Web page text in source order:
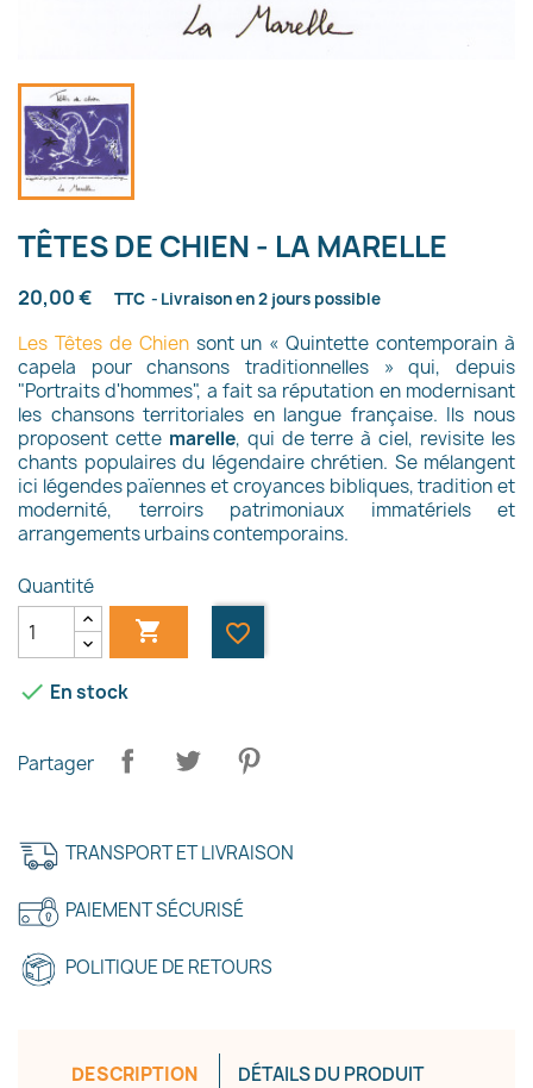
TÊTES DE CHIEN - LA MARELLE
20,00 € TTC Livraison en 2 jours possible
Les Têtes de Chiensont un « Quintette contemporain à
capela pour chansons traditionnelles » qui, depuis
"Portraits d'hommes", a fait sa réputation en modernisant
les chansons territoriales en langue française. Ils nous
proposent cette marelle, qui de terre à ciel, revisite les
chants populaires du légendaire chrétien. Se mélangent
ici légendes païennes et croyances bibliques, tradition et
modernité, terroirs patrimoniaux immatériels et
arrangements urbains contemporains.
Quantité
 favorite_border
 En stock
Partager
TRANSPORT ET LIVRAISON
PAIEMENT SÉCURISÉ
POLITIQUE DE RETOURS
DESCRIPTION DÉTAILS DU PRODUIT
Nom de la liste d'envies